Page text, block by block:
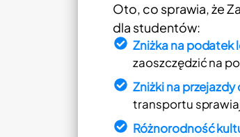
Oto, co sprawia, że
dla studentów:
Zniżka na podatek
zaoszczędzić na
Zniżki na
transportu
Różnorodność